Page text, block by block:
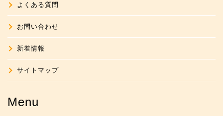
よくある質問
お問い合わせ
新着情報
サイトマップ
Menu